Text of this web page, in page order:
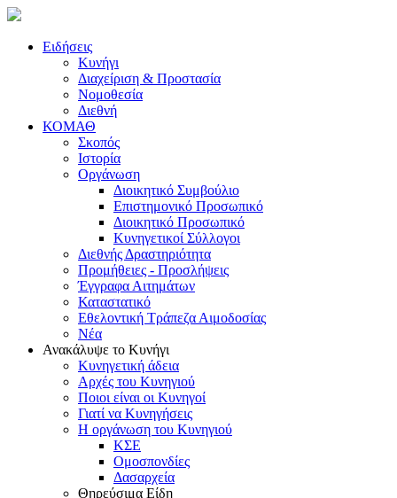
Ειδήσεις
Κυνήγι
Διαχείριση & Προστασία
Νομοθεσία
Διεθνή
ΚΟΜΑΘ
Σκοπός
Ιστορία
Οργάνωση
Διοικητικό Συμβούλιο
Επιστημονικό Προσωπικό
Διοικητικό Προσωπικό
Κυνηγετικοί Σύλλογοι
Διεθνής Δραστηριότητα
Προμήθειες - Προσλήψεις
Έγγραφα Αιτημάτων
Καταστατικό
Εθελοντική Τράπεζα Αιμοδοσίας
Νέα
Ανακάλυψε το Κυνήγι
Κυνηγετική άδεια
Αρχές του Κυνηγιού
Ποιοι είναι οι Κυνηγοί
Γιατί να Κυνηγήσεις
Η οργάνωση του Κυνηγιού
ΚΣΕ
Ομοσπονδίες
Δασαρχεία
Θηρεύσιμα Είδη